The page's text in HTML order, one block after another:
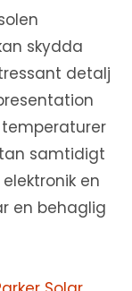
skydda
detalj
temperaturer
samtidigt
en
en behaglig